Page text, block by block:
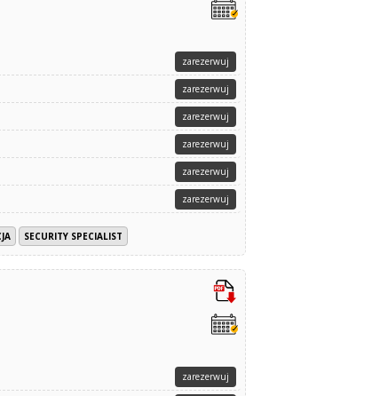
zarezerwuj
zarezerwuj
zarezerwuj
zarezerwuj
zarezerwuj
zarezerwuj
SECURITY SPECIALIST
zarezerwuj